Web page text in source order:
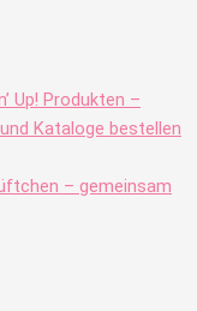
Up! Produkten –
Kataloge bestellen
– gemeinsam